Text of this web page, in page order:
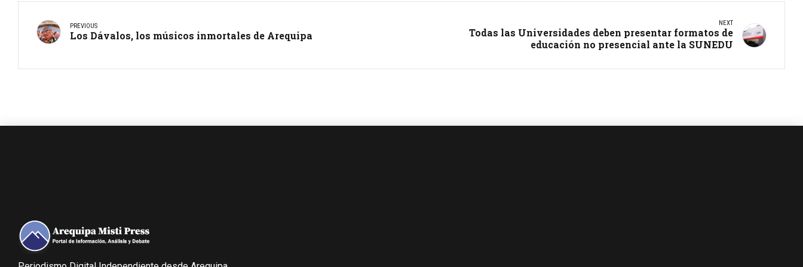
PREVIOUS
Los Dávalos, los músicos inmortales de Arequipa
NEXT
Todas las Universidades deben presentar formatos de
educación no presencial ante la SUNEDU